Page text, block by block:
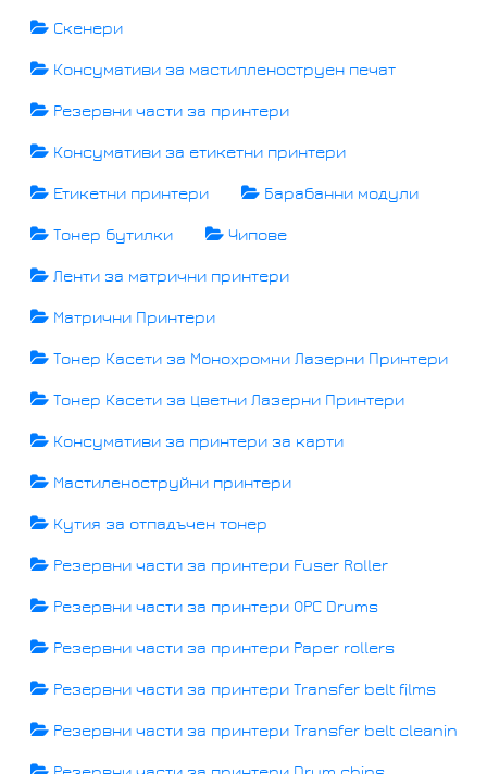
Скенери
Консумативи за мастилленоструен печат
Резервни части за принтери
Консумативи за етикетни принтери
Етикетни принтери Барабанни модули
Тонер бутилки Чипове
Ленти за матрични принтери
Матрични Принтери
Тонер Касети за Монохромни Лазерни Принтери
Тонер Касети за Цветни Лазерни Принтери
Консумативи за принтери за карти
Мастиленоструйни принтери
Кутия за отпадъчен тонер
Резервни части за принтери Fuser Roller
Резервни части за принтери OPC Drums
Резервни части за принтери Paper rollers
Резервни части за принтери Transfer belt films
Резервни части за принтери Transfer belt cleanin